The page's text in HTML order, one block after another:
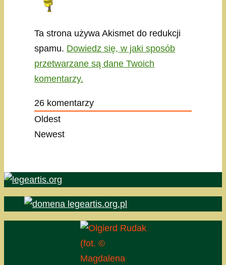
Ta strona używa Akismet do redukcji
spamu. Dowiedz się, w jaki sposób
przetwarzane są dane Twoich
komentarzy.
26 komentarzy
Oldest
Newest
(fot. ©
Magdalena